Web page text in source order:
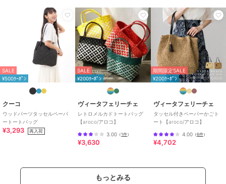
中国
SALE
¥500ｸｰﾎﾟﾝ
クーコ
ウッドパーツタッセルペーパ
ートートバッグ
¥3,293 再入荷
SALE
¥200ｸｰﾎﾟﾝ
ヴィータフェリーチェ
レトロメルカドトートバッグ
【aroco/アロコ】
3.00 （1件）
¥3,630
期間限定SALE
¥200ｸｰﾎﾟﾝ
ヴィータフェリーチェ
タッセル付きペーパーかごト
ート【aroco/アロコ】
4.00（6件）
¥4,702
もっとみる